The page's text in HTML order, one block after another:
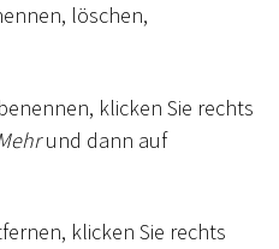
löschen,
klicken Sie rechts
und dann auf
klicken Sie rechts